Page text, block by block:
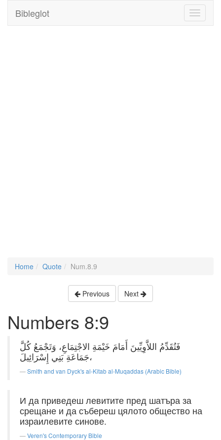
Toggle
Bibleglot
Home Quote Num.8.9
Previous Next
Numbers 8:9
فَتُقَدِّمُ اللاَّوِيِّينَ أَمَامَ خَيْمَةِ الاجْتِمَاعِ، وَتَجْمَعُ كُلَّ
جَمَاعَةِ بَنِي إِسْرَائِيلَ،
Smith and van Dyck's al-Kitab al-Muqaddas (Arabic Bible)
И да приведеш левитите пред шатъра за
срещане и да събереш цялото общество на
израилевите синове.
Veren's Contemporary Bible